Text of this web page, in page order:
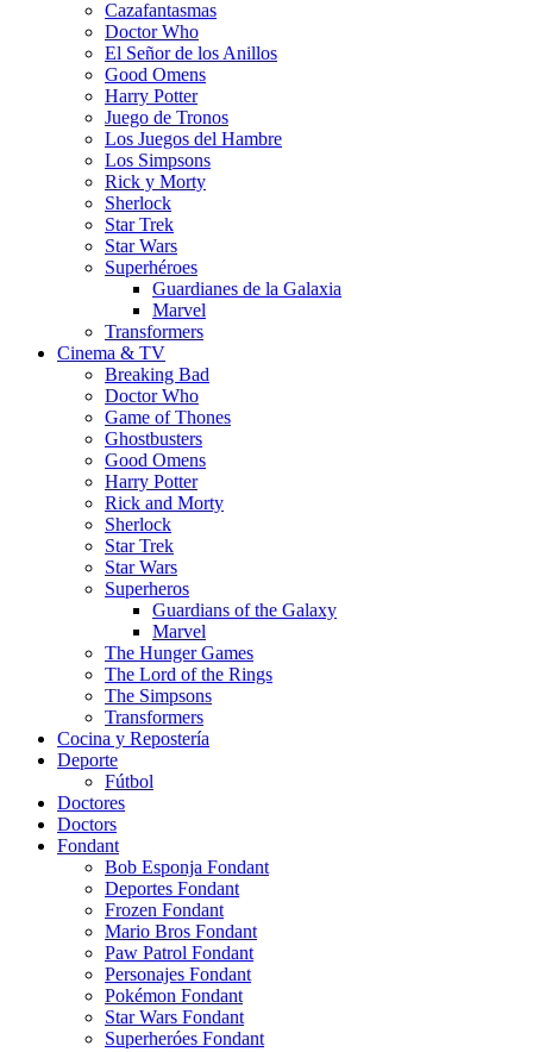
Cazafantasmas
Doctor Who
El Señor de los Anillos
Good Omens
Harry Potter
Juego de Tronos
Los Juegos del Hambre
Los Simpsons
Rick y Morty
Sherlock
Star Trek
Star Wars
Superhéroes
Guardianes de la Galaxia
Marvel
Transformers
Cinema & TV
Breaking Bad
Doctor Who
Game of Thones
Ghostbusters
Good Omens
Harry Potter
Rick and Morty
Sherlock
Star Trek
Star Wars
Superheros
Guardians of the Galaxy
Marvel
The Hunger Games
The Lord of the Rings
The Simpsons
Transformers
Cocina y Repostería
Deporte
Fútbol
Doctores
Doctors
Fondant
Bob Esponja Fondant
Deportes Fondant
Frozen Fondant
Mario Bros Fondant
Paw Patrol Fondant
Personajes Fondant
Pokémon Fondant
Star Wars Fondant
Superheróes Fondant